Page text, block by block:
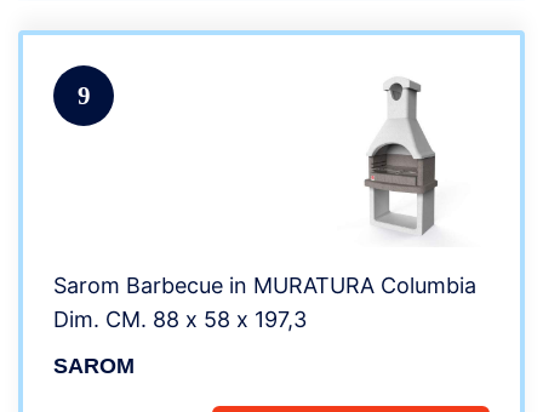
9
Sarom Barbecue in MURATURA Columbia
Dim. CM. 88 x 58 x 197,3
SAROM